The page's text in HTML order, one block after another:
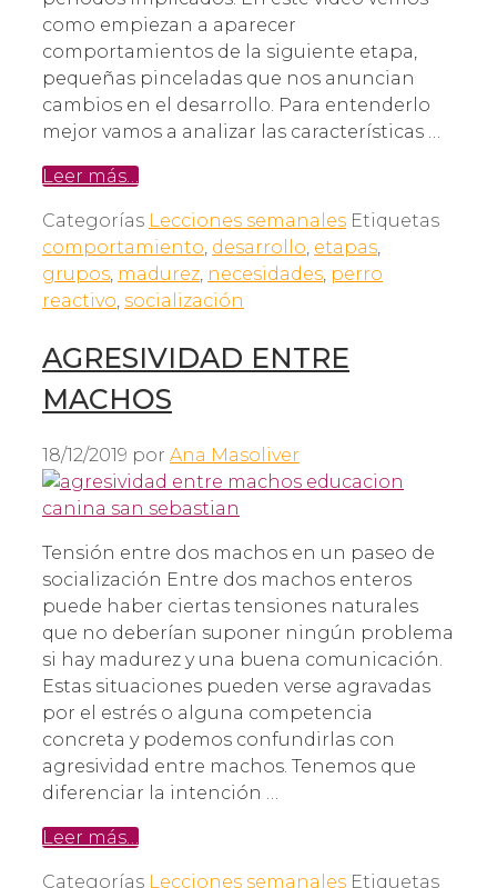
como empiezan a aparecer
comportamientos de la siguiente etapa,
pequeñas pinceladas que nos anuncian
cambios en el desarrollo. Para entenderlo
mejor vamos a analizar las características …
Leer más…
Categorías Lecciones semanales Etiquetas
comportamiento, desarrollo, etapas,
grupos, madurez, necesidades, perro
reactivo, socialización
AGRESIVIDAD ENTRE
MACHOS
18/12/2019 por Ana Masoliver
Tensión entre dos machos en un paseo de
socialización Entre dos machos enteros
puede haber ciertas tensiones naturales
que no deberían suponer ningún problema
si hay madurez y una buena comunicación.
Estas situaciones pueden verse agravadas
por el estrés o alguna competencia
concreta y podemos confundirlas con
agresividad entre machos. Tenemos que
diferenciar la intención …
Leer más…
Categorías Lecciones semanales Etiquetas